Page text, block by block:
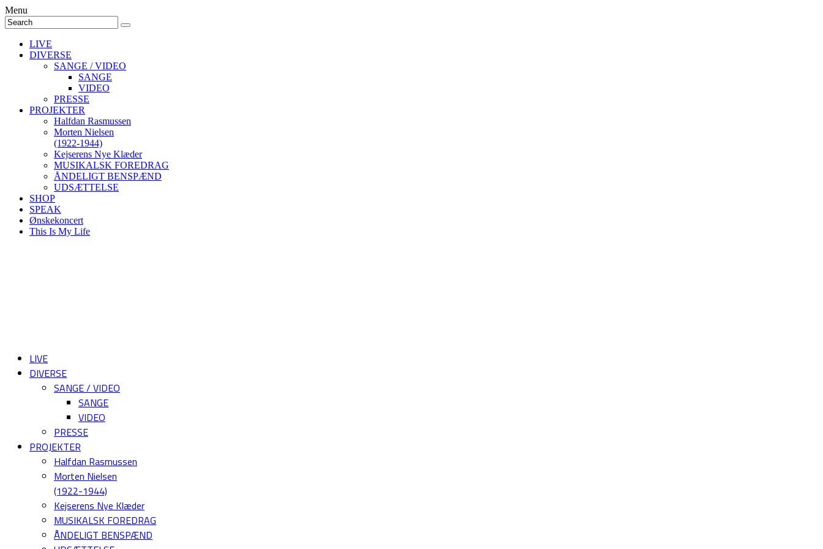
Menu
LIVE
DIVERSE
SANGE / VIDEO
SANGE
VIDEO
PRESSE
PROJEKTER
Halfdan Rasmussen
Morten Nielsen
(1922-1944)
Kejserens Nye Klæder
MUSIKALSK FOREDRAG
ÅNDELIGT BENSPÆND
UDSÆTTELSE
SHOP
SPEAK
Ønskekoncert
This Is My Life
LIVE
DIVERSE
SANGE / VIDEO
SANGE
VIDEO
PRESSE
PROJEKTER
Halfdan Rasmussen
Morten Nielsen
(1922-1944)
Kejserens Nye Klæder
MUSIKALSK FOREDRAG
ÅNDELIGT BENSPÆND